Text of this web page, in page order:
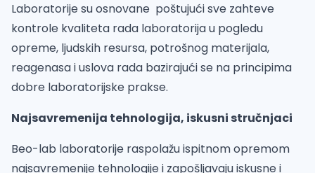
Laboratorije su osnovane poštujući sve zahteve
kontrole kvaliteta rada laboratorija u pogledu
opreme, ljudskih resursa, potrošnog materijala,
reagenasa i uslova rada bazirajući se na principima
dobre laboratorijske prakse.
Najsavremenija tehnologija, iskusni stručnjaci
Beo-lab laboratorije raspolažu ispitnom opremom
najsavremenije tehnologije i zapošljavaju iskusne i